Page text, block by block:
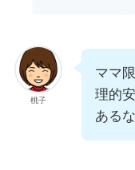
桃子
ママ
理的
ある